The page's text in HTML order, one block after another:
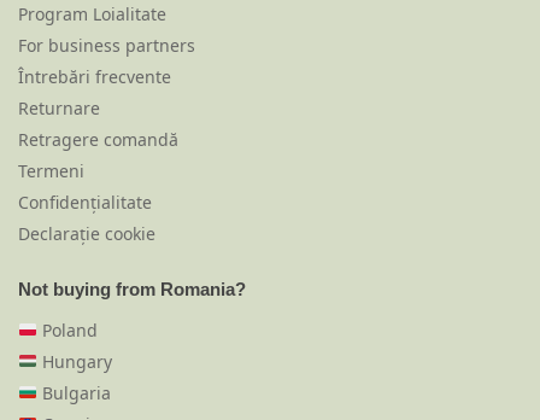
Program Loialitate
For business partners
Întrebări frecvente
Returnare
Retragere comandă
Termeni
Confidențialitate
Declarație cookie
Not buying from Romania?
Poland
Hungary
Bulgaria